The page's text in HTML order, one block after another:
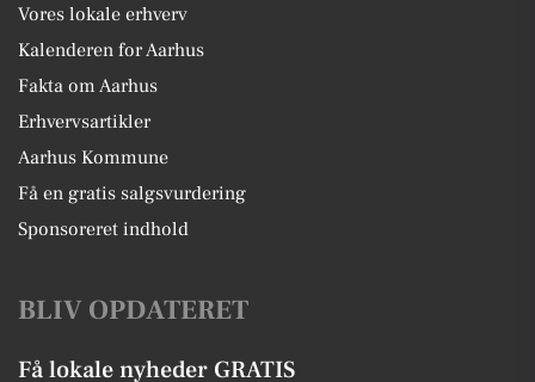
Vores lokale erhverv
Kalenderen for Aarhus
Fakta om Aarhus
Erhvervsartikler
Aarhus Kommune
Få en gratis salgsvurdering
Sponsoreret indhold
BLIV OPDATERET
Få lokale nyheder GRATIS